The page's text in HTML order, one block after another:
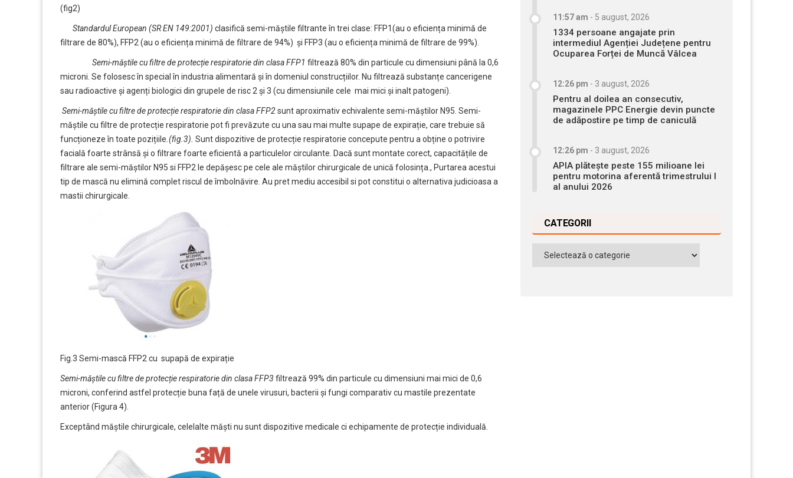
(fig2)
Standardul European (SR EN 149:2001) clasifică semi-măștile filtrante în trei clase: FFP1(au o eficiența minimă de
filtrare de 80%), FFP2 (au o eficiența minimă de filtrare de 94%) și FFP3 (au o eficiența minimă de filtrare de 99%).
Semi-măștile cu filtre de protecție respiratorie din clasa FFP1 filtrează 80% din particule cu dimensiuni până la 0,6
microni. Se folosesc în special în industria alimentară și în domeniul construcțiilor. Nu filtrează substanțe cancerigene
sau radioactive și agenți biologici din grupele de risc 2 și 3 (cu dimensiunile cele mai mici și inalt patogeni).
Semi-măștile cu filtre de protecție respiratorie din clasa FFP2sunt aproximativ echivalente semi-măștilor N95. Semi-
măștile cu filtre de protecție respiratorie pot fi prevăzute cu una sau mai multe supape de expirație, care trebuie să
funcționeze în toate pozițiile.(fig.3). Sunt dispozitive de protecție respiratorie concepute pentru a obține o potrivire
facială foarte strânsă și o filtrare foarte eficientă a particulelor circulante. Dacă sunt montate corect, capacitățile de
filtrare ale semi-măștilor N95 si FFP2 le depășesc pe cele ale măștilor chirurgicale de unică folosința., Purtarea acestui
tip de mască nu elimină complet riscul de îmbolnăvire. Au pret mediu accesibil si pot constitui o alternativa judicioasa a
mastii chirurgicale.
Fig.3 Semi-mască FFP2 cu supapă de expirație
Semi-măștile cu filtre de protecție respiratorie din clasa FFP3 filtrează 99% din particule cu dimensiuni mai mici de 0,6
microni, conferind astfel protecție buna față de unele virusuri, bacterii și fungi comparativ cu mastile prezentate
anterior (Figura 4).
Exceptând măștile chirurgicale, celelalte măști nu sunt dispozitive medicale ci echipamente de protecție individuală.
11:57 am - 5 august, 2026
1334 persoane angajate prin
intermediul Agenției Județene pentru
Ocuparea Forței de Muncă Vâlcea
12:26 pm - 3 august, 2026
Pentru al doilea an consecutiv,
magazinele PPC Energie devin puncte
de adăpostire pe timp de caniculă
12:26 pm - 3 august, 2026
APIA plătește peste 155 milioane lei
pentru motorina aferentă trimestrului I
al anului 2026
CATEGORII
Categorii